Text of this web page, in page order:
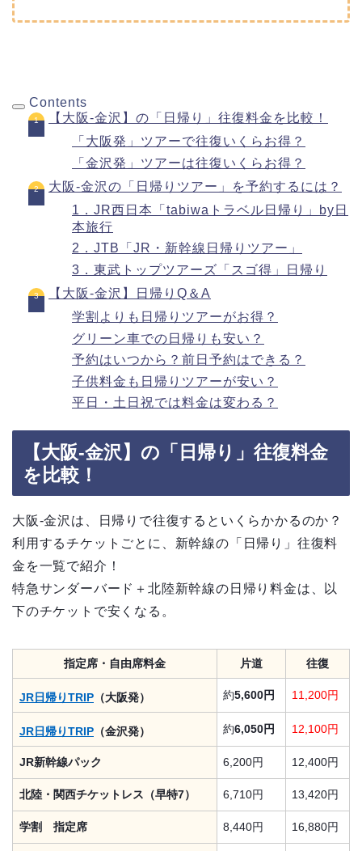
Contents
【大阪-金沢】の「日帰り」往復料金を比較！
「大阪発」ツアーで往復いくらお得？
「金沢発」ツアーは往復いくらお得？
大阪-金沢の「日帰りツアー」を予約するには？
1．JR西日本「tabiwaトラベル日帰り」by日
本旅行
2．JTB「JR・新幹線日帰りツアー」
3．東武トップツアーズ「スゴ得」日帰り
【大阪-金沢】日帰りQ＆A
学割よりも日帰りツアーがお得？
グリーン車での日帰りも安い？
予約はいつから？前日予約はできる？
子供料金も日帰りツアーが安い？
平日・土日祝では料金は変わる？
【大阪-金沢】の「日帰り」往復料金
を比較！
大阪-金沢は、日帰りで往復するといくらかかるのか？
利用するチケットごとに、新幹線の「日帰り」往復料
金を一覧で紹介！
特急サンダーバード＋北陸新幹線の日帰り料金は、以
下のチケットで安くなる。
指定席・自由席料金 片道 往復
JR日帰りTRIP （大阪発） 約5,600円 11,200円
JR日帰りTRIP （金沢発） 約6,050円 12,100円
JR新幹線パック 6,200円 12,400円
北陸・関西チケットレス（早特7） 6,710円 13,420円
学割 指定席 8,440円 16,880円